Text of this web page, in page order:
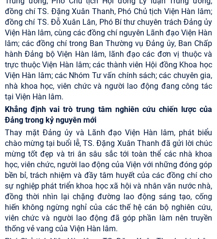
đồng chí TS. Đặng Xuân Thanh, Phó Chủ tịch Viện Hàn lâm;
đồng chí TS. Đỗ Xuân Lân, Phó Bí thư chuyên trách Đảng ủy
Viện Hàn lâm, cùng các đồng chí nguyên Lãnh đạo Viện Hàn
lâm; các đồng chí trong Ban Thường vụ Đảng ủy, Ban Chấp
hành Đảng bộ Viện Hàn lâm, lãnh đạo các đơn vị thuộc và
trực thuộc Viện Hàn lâm; các thành viên Hội đồng Khoa học
Viện Hàn lâm; các Nhóm Tư vấn chính sách; các chuyên gia,
nhà khoa học, viên chức và người lao động đang công tác
tại Viện Hàn lâm.
Khẳng định vai trò trung tâm nghiên cứu chiến lược của
Đảng trong kỷ nguyên mới
Thay mặt Đảng ủy và Lãnh đạo Viện Hàn lâm, phát biểu
chào mừng tại buổi lễ, TS. Đặng Xuân Thanh đã gửi lời chúc
mừng tốt đẹp và tri ân sâu sắc tới toàn thể các nhà khoa
học, viên chức, người lao động của Viện với những đóng góp
bền bỉ, trách nhiệm và đầy tâm huyết của các đồng chí cho
sự nghiệp phát triển khoa học xã hội và nhân văn nước nhà,
đồng thời nhìn lại chặng đường lao động sáng tạo, cống
hiến không ngừng nghỉ của các thế hệ cán bộ nghiên cứu,
viên chức và người lao động đã góp phần làm nên truyền
thống vẻ vang của Viện Hàn lâm.